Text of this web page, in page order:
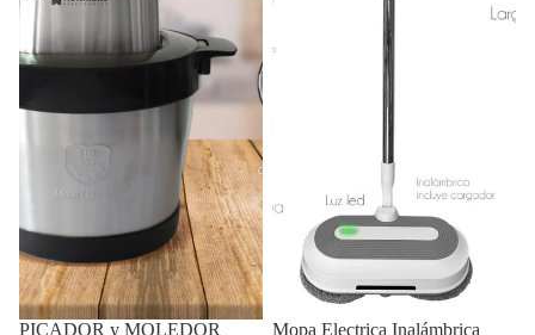
Oferta
PICADOR y MOLEDOR
Oferta
Mopa Electrica Inalámbrica